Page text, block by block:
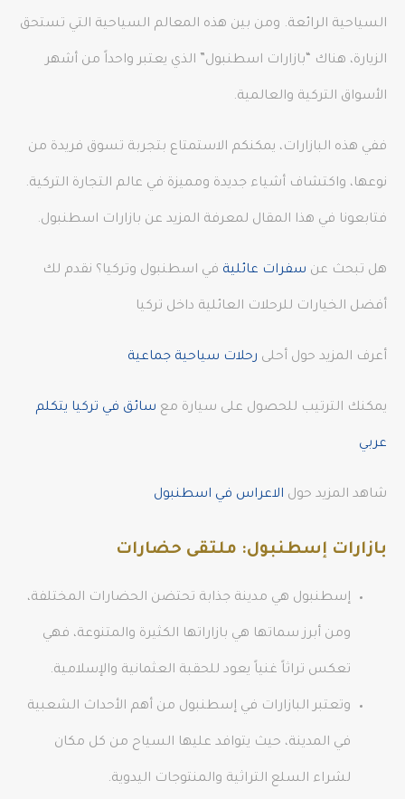
السياحية الرائعة. ومن بين هذه المعالم السياحية التي تستحق
الزيارة، هناك “بازارات اسطنبول” الذي يعتبر واحداً من أشهر
الأسواق التركية والعالمية.
ففي هذه البازارات، يمكنكم الاستمتاع بتجربة تسوق فريدة من
نوعها، واكتشاف أشياء جديدة ومميزة في عالم التجارة التركية.
فتابعونا في هذا المقال لمعرفة المزيد عن بازارات اسطنبول.
هل تبحث عن سفرات عائلية في اسطنبول وتركيا؟ نقدم لك
أفضل الخيارات للرحلات العائلية داخل تركيا
أعرف المزيد حول أحلى رحلات سياحية جماعية
يمكنك الترتيب للحصول على سيارة مع سائق في تركيا يتكلم
عربي
شاهد المزيد حول الاعراس في اسطنبول
بازارات إسطنبول: ملتقى حضارات
إسطنبول هي مدينة جذابة تحتضن الحضارات المختلفة،
ومن أبرز سماتها هي بازاراتها الكثيرة والمتنوعة، فهي
تعكس تراثاً غنياً يعود للحقبة العثمانية والإسلامية.
وتعتبر البازارات في إسطنبول من أهم الأحداث الشعبية
في المدينة، حيث يتوافد عليها السياح من كل مكان
لشراء السلع التراثية والمنتوجات اليدوية.